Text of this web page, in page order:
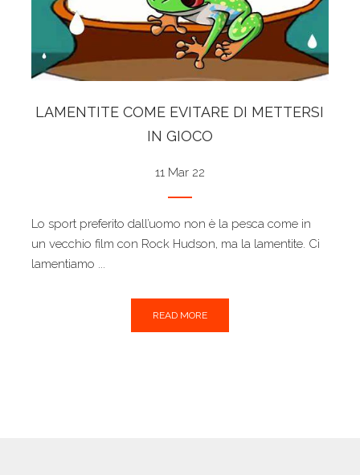
LAMENTITE COME EVITARE DI METTERSI
IN GIOCO
11 Mar 22
Lo sport preferito dall’uomo non è la pesca come in
un vecchio film con Rock Hudson, ma la lamentite. Ci
lamentiamo ...
READ MORE